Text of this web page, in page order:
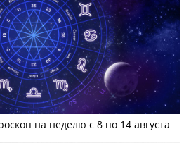
на неделю с 8 по 14 августа